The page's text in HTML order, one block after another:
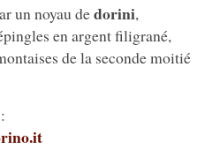
un noyau dedorini,
en argent filigrané,
de la seconde moitié